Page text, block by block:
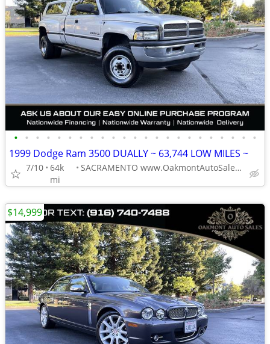
• • • • • • • • • • • • • • • • • • • • • • •
1999 Dodge Ram 3500 DUALLY ~ 63,744 LOW MILES ~
7/10 64k
mi
SACRAMENTO www.OakmontAutoSales.com
$14,999